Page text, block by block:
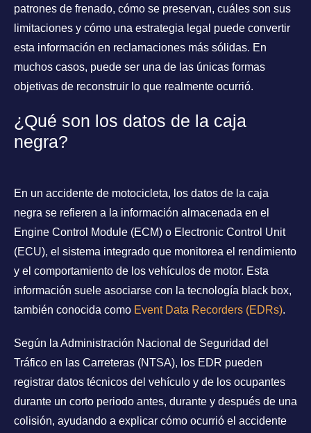
patrones de frenado, cómo se preservan, cuáles son sus
limitaciones y cómo una estrategia legal puede convertir
esta información en reclamaciones más sólidas. En
muchos casos, puede ser una de las únicas formas
objetivas de reconstruir lo que realmente ocurrió.
¿Qué son los datos de la caja
negra?
En un accidente de motocicleta, los datos de la caja
negra se refieren a la información almacenada en el
Engine Control Module (ECM) o Electronic Control Unit
(ECU), el sistema integrado que monitorea el rendimiento
y el comportamiento de los vehículos de motor. Esta
información suele asociarse con la tecnología black box,
también conocida como Event Data Recorders (EDRs).
Según la Administración Nacional de Seguridad del
Tráfico en las Carreteras (NTSA), los EDR pueden
registrar datos técnicos del vehículo y de los ocupantes
durante un corto periodo antes, durante y después de una
colisión, ayudando a explicar cómo ocurrió el accidente